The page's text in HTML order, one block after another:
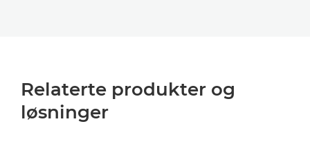
Relaterte produkter og
løsninger